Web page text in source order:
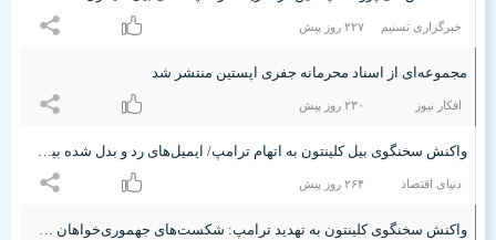
خبرگزاری تسنیم ۲۲۷ روز پیش
مجموعه‌ای از اسناد محرمانه جفری اپستین منتشر شد
افکار نیوز ۲٣۰ روز پیش
واکنش سخنگوی بیل کلینتون به اتهام ترامپ/ ایمیل‌های رد و بدل شده بین اپستین و رئیس جمهور اسبق چه جیزی را نشان می‌دهد؟
دنیای اقتصاد ۲۶۴ روز پیش
واکنش سخنگوی کلینتون به تهدید ترامپ: شکست‌های جهموری‌خواهان را سرپوش نگذار